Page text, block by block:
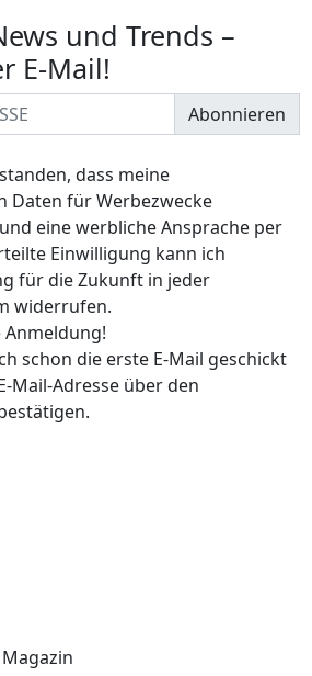
und Trends –
E-Mail!
Abonnieren
dass meine
Daten für Werbezwecke
eine werbliche Ansprache per
Einwilligung kann ich
für die Zukunft in jeder
widerrufen.
schon die erste E-Mail geschickt
Mail-Adresse über den
Magazin